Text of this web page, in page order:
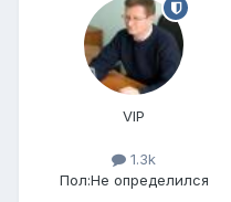
VIP
1.3k
Пол:Не определился